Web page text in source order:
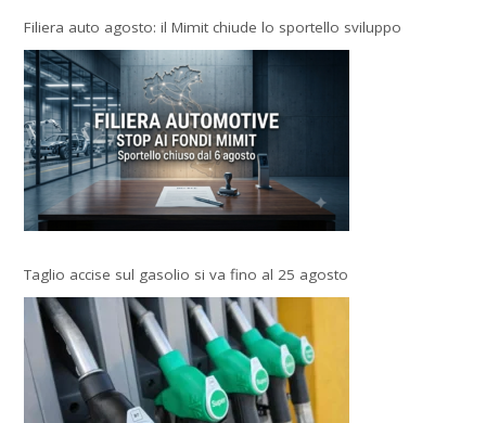
Filiera auto agosto: il Mimit chiude lo sportello sviluppo
Taglio accise sul gasolio si va fino al 25 agosto